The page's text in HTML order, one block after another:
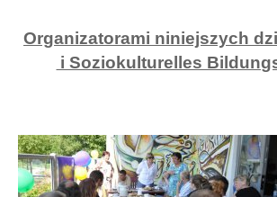
Organizatorami niniejszych
i Soziokulturelles